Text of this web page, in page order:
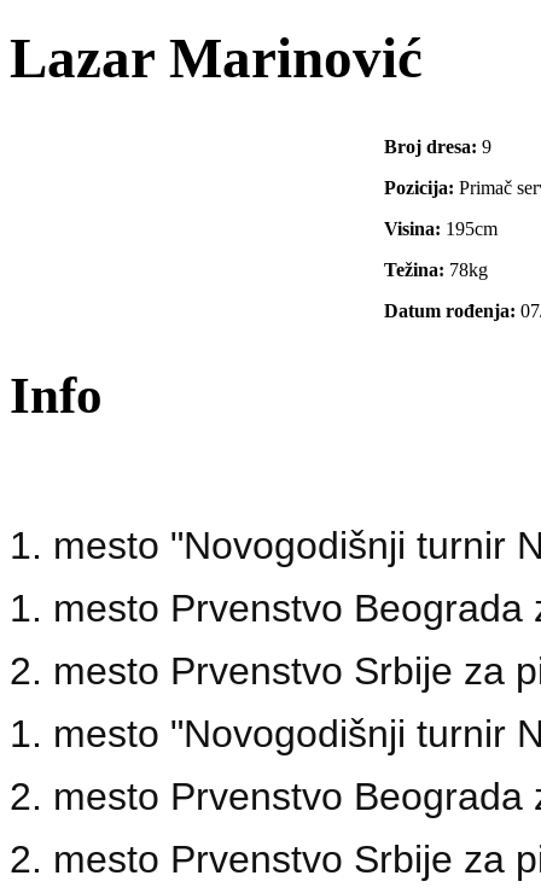
Lazar Marinović
Broj dresa: 9
Pozicija: Primač
Visina: 195cm
Težina: 78kg
Datum rođenja:
Info
1. mesto "Novogodišnji turnir
1. mesto Prvenstvo
2. mesto Prvenstvo Srbije za
1. mesto "Novogodišnji turnir
2. mesto Prvenstvo
2. mesto Prvenstvo Srbije za